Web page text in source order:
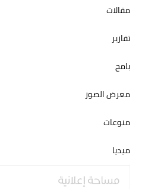
مقالات
تقارير
بامج
معرض الصور
منوعات
ميديا